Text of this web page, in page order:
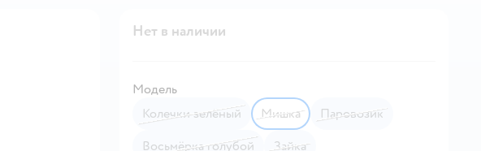
Нет в наличии
Модель
Колечки зелёный
Мишка
Паровозик
Восьмёрка голубой
Зайка